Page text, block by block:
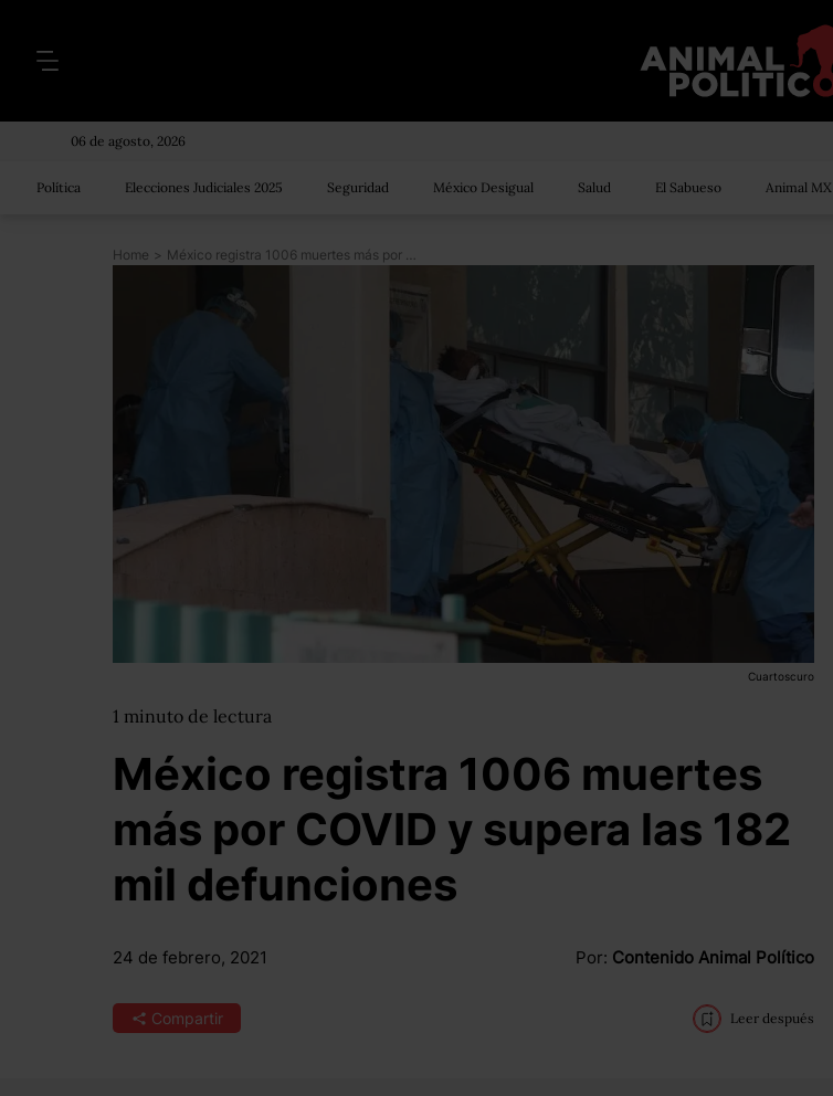
06 de agosto, 2026
Política Elecciones Judiciales 2025 Seguridad México Desigual Salud El Sabueso Animal MX
Home > México registra 1006 muertes más por COVID y supera las 182 mil defunciones
Cuartoscuro
1 minuto de lectura
México registra 1006 muertes
más por COVID y supera las 182
mil defunciones
24 de febrero, 2021 Por: Contenido Animal Político
Compartir Leer después